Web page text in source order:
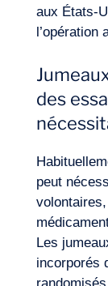
aux États-
l’opération
des
peut
Les
incorporés